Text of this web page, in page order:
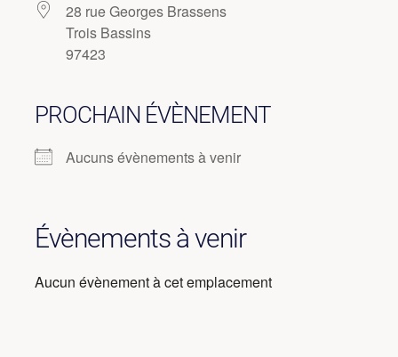
28 rue Georges Brassens
Trois Bassins
97423
PROCHAIN ÉVÈNEMENT
Aucuns évènements à venir
Évènements à venir
Aucun évènement à cet emplacement